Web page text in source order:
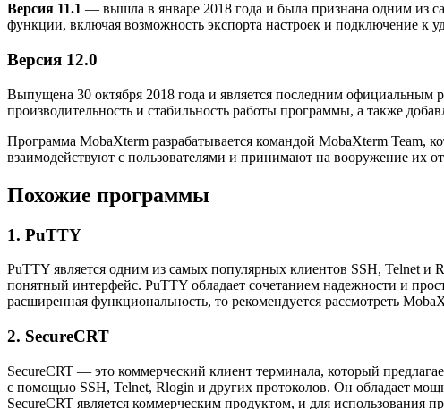
Версия 11.1 — вышла в январе 2018 года и была признана одним из
функции, включая возможность экспорта настроек и подключение к
Версия 12.0
Выпущена 30 октября 2018 года и является последним
производительность и стабильность работы программы, а также
Программа MobaXterm разрабатывается командой MobaXterm Team,
взаимодействуют с пользователями и принимают на вооружение их
Похожие программы
1. PuTTY
PuTTY является одним из самых популярных клиентов SSH, Telnet и
понятный интерфейс. PuTTY обладает сочетанием надежности и
расширенная функциональность, то рекомендуется рассмотреть
2. SecureCRT
SecureCRT — это коммерческий клиент терминала, который
с помощью SSH, Telnet, Rlogin и других протоколов. Он обладает
SecureCRT является коммерческим продуктом, и для использования